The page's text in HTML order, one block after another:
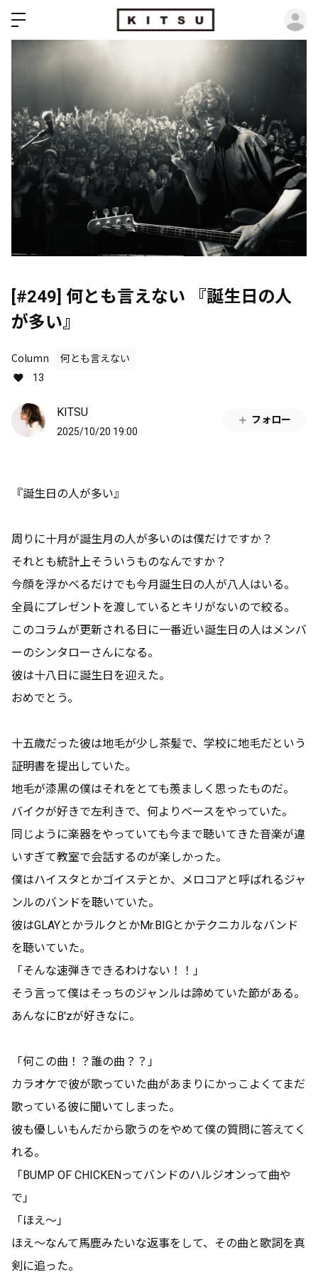
[#249] 何とも言えない 『誕生日の人
が多い』
Column
何とも言えない
13
KITSU
2025/10/20 19:00
フォロー
『誕生日の人が多い』
周りに十月が誕生月の人が多いのは僕だけですか？
それとも統計上そういうものなんですか？
今顔を浮かべるだけでも今月誕生日の人が八人はいる。
全員にプレゼントを渡しているとキリがないので絞る。
このコラムが更新される日に一番近い誕生日の人はメンバ
ーのシンタローさんになる。
彼は十八日に誕生日を迎えた。
おめでとう。
十五歳だった彼は地毛が少し茶髪で、学校に地毛だという
証明書を提出していた。
地毛が漆黒の僕はそれをとても羨ましく思ったものだ。
バイクが好きで左利きで、何よりベースをやっていた。
同じように楽器をやっていても今まで聴いてきた音楽が違
いすぎて教室で会話するのが楽しかった。
僕はハイスタとかゴイステとか、メロコアと呼ばれるジャ
ンルのバンドを聴いていた。
彼はGLAYとかラルクとかMr.BIGとかテクニカルなバンド
を聴いていた。
「そんな速弾きできるわけない！！」
そう言って僕はそっちのジャンルは諦めていた節がある。
あんなにB'zが好きなに。
「何この曲！？誰の曲？？」
カラオケで彼が歌っていた曲があまりにかっこよくてまだ
歌っている彼に聞いてしまった。
彼も優しいもんだから歌うのをやめて僕の質問に答えてく
れる。
「BUMP OF CHICKENってバンドのハルジオンって曲や
で」
「ほえ～」
ほえ～なんて馬鹿みたいな返事をして、その曲と歌詞を真
剣に追った。